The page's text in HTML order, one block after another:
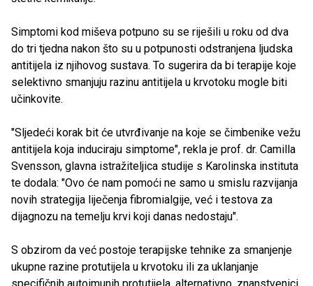
Simptomi kod miševa potpuno su se riješili u roku od dva
do tri tjedna nakon što su u potpunosti odstranjena ljudska
antitijela iz njihovog sustava. To sugerira da bi terapije koje
selektivno smanjuju razinu antitijela u krvotoku mogle biti
učinkovite.
"Sljedeći korak bit će utvrđivanje na koje se čimbenike vežu
antitijela koja induciraju simptome", rekla je prof. dr. Camilla
Svensson, glavna istražiteljica studije s Karolinska instituta
te dodala: "Ovo će nam pomoći ne samo u smislu razvijanja
novih strategija liječenja fibromialgije, već i testova za
dijagnozu na temelju krvi koji danas nedostaju".
S obzirom da već postoje terapijske tehnike za smanjenje
ukupne razine protutijela u krvotoku ili za uklanjanje